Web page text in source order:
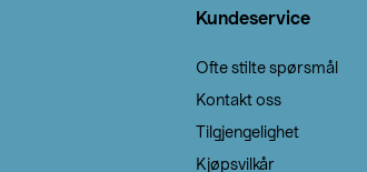
Kundeservice
Ofte stilte spørsmål
Kontakt oss
Tilgjengelighet
Kjøpsvilkår